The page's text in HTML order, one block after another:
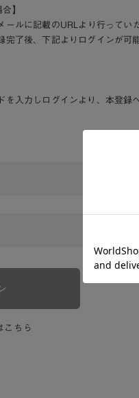
】
ールに記載のURLより行ってい
完了後、下記よりログインが可
を入力しログインより、本登録
こちら